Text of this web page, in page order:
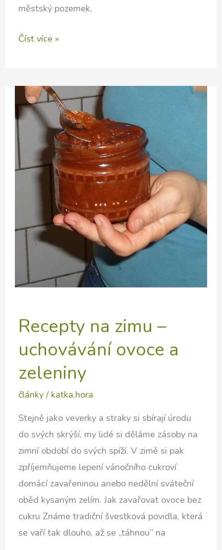
městský pozemek,
Postup
pozemku
Číst více »
Recepty na zimu –
uchovávání ovoce a
zeleniny
články/ katka.hora
Stejně jako veverky a straky si sbírají úrodu
do svých skrýší, my lidé si děláme zásoby na
zimní období do svých spíží. V zimě si pak
zpříjemňujeme lepení vánočního cukroví
domácí zavařeninou anebo nedělní sváteční
oběd kysaným zelím. Jak zavařovat ovoce bez
cukru Známe tradiční švestková povidla, která
se vaří tak dlouho, až se „táhnou” na